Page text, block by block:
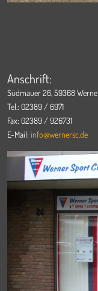
Anschrift:
Südmauer 26, 59368 Werne
Tel.: 02389 / 6971
Fax: 02389 / 926731
E-Mail: info@wernersc.de